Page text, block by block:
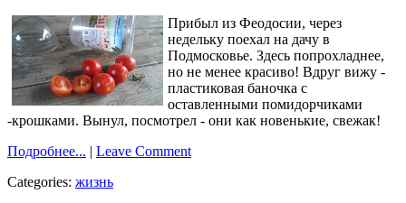
Прибыл из Феодосии, через
недельку поехал на дачу в
Подмосковье. Здесь попрохладнее,
но не менее красиво! Вдруг вижу -
пластиковая баночка с
оставленными помидорчиками
-крошками. Вынул, посмотрел - они как новенькие, свежак!
Подробнее... | Leave Comment
Categories: жизнь